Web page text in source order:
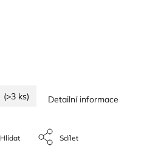
(>3 ks) Detailní informace
Hlídat Sdílet